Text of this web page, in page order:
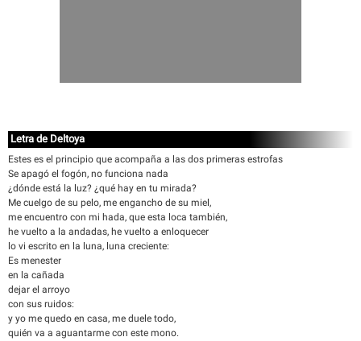
Letra de Deltoya
Estes es el principio que acompaña a las dos primeras estrofas
Se apagó el fogón, no funciona nada
¿dónde está la luz? ¿qué hay en tu mirada?
Me cuelgo de su pelo, me engancho de su miel,
me encuentro con mi hada, que esta loca también,
he vuelto a la andadas, he vuelto a enloquecer
lo vi escrito en la luna, luna creciente:
Es menester
en la cañada
dejar el arroyo
con sus ruidos:
y yo me quedo en casa, me duele todo,
quién va a aguantarme con este mono.